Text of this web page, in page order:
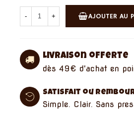
- + AJOUTER AU
Livraison offerte
dès 49€ d'achat en
Satisfait ou
Simple. Clair. Sans